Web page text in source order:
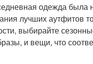
одежда была
лучших аутфитов
выбирайте
и вещи, что